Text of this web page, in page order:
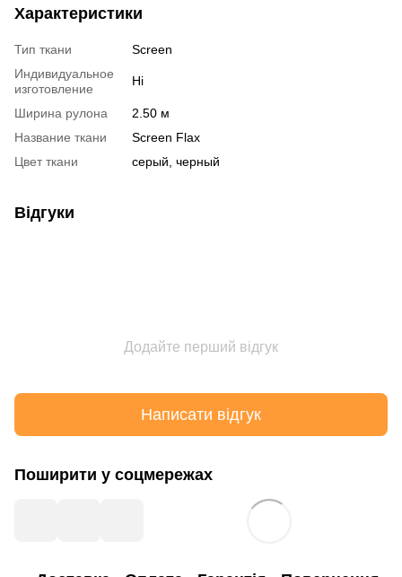
Характеристики
Тип ткани
Screen
Индивидуальное
изготовление
Ні
Ширина рулона
2.50 м
Название ткани
Screen Flax
Цвет ткани
серый, черный
Відгуки
Додайте перший відгук
Написати відгук
Поширити у соцмережах